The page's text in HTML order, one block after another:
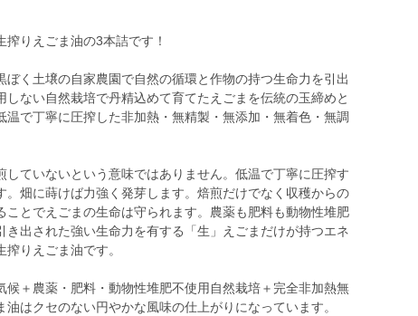
りえごま油の3本詰です！
く土壌の自家農園で自然の循環と作物の持つ生命力を引出
ない自然栽培で丹精込めて育てたえごまを伝統の玉締めと
で丁寧に圧搾した非加熱・無精製・無添加・無着色・無調
ていないという意味ではありません。低温で丁寧に圧搾す
。畑に蒔けば力強く発芽します。焙煎だけでなく収穫からの
とでえごまの生命は守られます。農薬も肥料も動物性堆肥
き出された強い生命力を有する「生」えごまだけが持つエネ
りえごま油です。
＋農薬・肥料・動物性堆肥不使用自然栽培＋完全非加熱無
はクセのない円やかな風味の仕上がりになっています。